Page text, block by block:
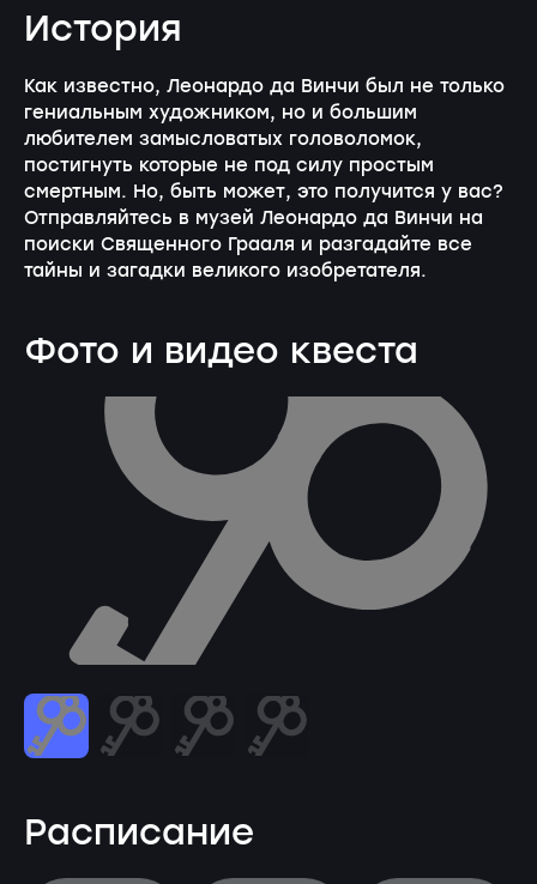
История
Как известно, Леонардо да Винчи был не только
гениальным художником, но и большим
любителем замысловатых головоломок,
постигнуть которые не под силу простым
смертным. Но, быть может, это получится у вас?
Отправляйтесь в музей Леонардо да Винчи на
поиски Священного Грааля и разгадайте все
тайны и загадки великого изобретателя.
Фото и видео квеста
Расписание